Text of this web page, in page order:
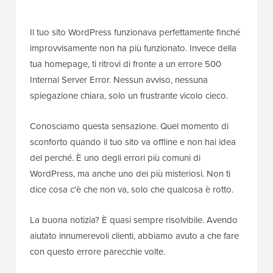
Il tuo sito WordPress funzionava perfettamente finché
improvvisamente non ha più funzionato. Invece della
tua homepage, ti ritrovi di fronte a un errore 500
Internal Server Error. Nessun avviso, nessuna
spiegazione chiara, solo un frustrante vicolo cieco.
Conosciamo questa sensazione. Quel momento di
sconforto quando il tuo sito va offline e non hai idea
del perché. È uno degli errori più comuni di
WordPress, ma anche uno dei più misteriosi. Non ti
dice cosa c'è che non va, solo che qualcosa è rotto.
La buona notizia? È quasi sempre risolvibile. Avendo
aiutato innumerevoli clienti, abbiamo avuto a che fare
con questo errore parecchie volte.